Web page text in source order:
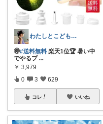
わたしとこどもの好きメモ 🧺
🉐#送料無料 楽天1位🏆 暑い中
でやるプ ...
￥ 3,979
0 3 629
コレ いいね